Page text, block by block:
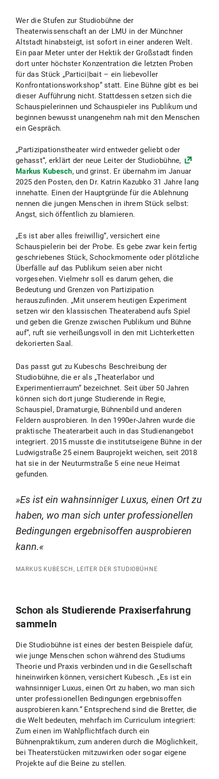
Wer die Stufen zur Studiobühne der
Theaterwissenschaft an der LMU in der Münchner
Altstadt hinabsteigt, ist sofort in einer anderen Welt.
Ein paar Meter unter der Hektik der Großstadt finden
dort unter höchster Konzentration die letzten Proben
für das Stück „Partici|bait – ein liebevoller
Konfrontationsworkshop“ statt. Eine Bühne gibt es bei
dieser Aufführung nicht. Stattdessen setzen sich die
Schauspielerinnen und Schauspieler ins Publikum und
beginnen bewusst unangenehm nah mit den Menschen
ein Gespräch.
„Partizipationstheater wird entweder geliebt oder
gehasst“, erklärt der neue Leiter der Studiobühne,
Markus Kubesch, und grinst. Er übernahm im Januar
2025 den Posten, den Dr. Katrin Kazubko 31 Jahre lang
innehatte. Einen der Hauptgründe für die Ablehnung
nennen die jungen Menschen in ihrem Stück selbst:
Angst, sich öffentlich zu blamieren.
„Es ist aber alles freiwillig“, versichert eine
Schauspielerin bei der Probe. Es gebe zwar kein fertig
geschriebenes Stück, Schockmomente oder plötzliche
Überfälle auf das Publikum seien aber nicht
vorgesehen. Vielmehr soll es darum gehen, die
Bedeutung und Grenzen von Partizipation
herauszufinden. „Mit unserem heutigen Experiment
setzen wir den klassischen Theaterabend aufs Spiel
und geben die Grenze zwischen Publikum und Bühne
auf“, ruft sie verheißungsvoll in den mit Lichterketten
dekorierten Saal.
Das passt gut zu Kubeschs Beschreibung der
Studiobühne, die er als „Theaterlabor und
Experimentierraum“ bezeichnet. Seit über 50 Jahren
können sich dort junge Studierende in Regie,
Schauspiel, Dramaturgie, Bühnenbild und anderen
Feldern ausprobieren. In den 1990er-Jahren wurde die
praktische Theaterarbeit auch in das Studienangebot
integriert. 2015 musste die institutseigene Bühne in der
Ludwigstraße 25 einem Bauprojekt weichen, seit 2018
hat sie in der Neuturmstraße 5 eine neue Heimat
gefunden.
Es ist ein wahnsinniger Luxus, einen Ort zu
haben, wo man sich unter professionellen
Bedingungen ergebnisoffen ausprobieren
kann.
MARKUS KUBESCH, LEITER DER STUDIOBÜHNE
Schon als Studierende Praxiserfahrung
sammeln
Die Studiobühne ist eines der besten Beispiele dafür,
wie junge Menschen schon während des Studiums
Theorie und Praxis verbinden und in die Gesellschaft
hineinwirken können, versichert Kubesch. „Es ist ein
wahnsinniger Luxus, einen Ort zu haben, wo man sich
unter professionellen Bedingungen ergebnisoffen
ausprobieren kann.“ Entsprechend sind die Bretter, die
die Welt bedeuten, mehrfach im Curriculum integriert:
Zum einen im Wahlpflichtfach durch ein
Bühnenpraktikum, zum anderen durch die Möglichkeit,
bei Theaterstücken mitzuwirken oder sogar eigene
Projekte auf die Beine zu stellen.